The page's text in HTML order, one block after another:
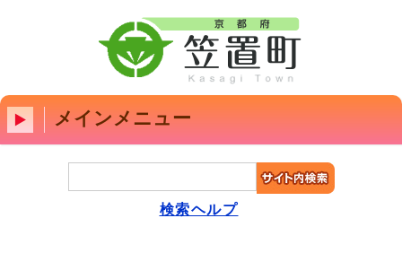
メインメニュー
検索ヘルプ